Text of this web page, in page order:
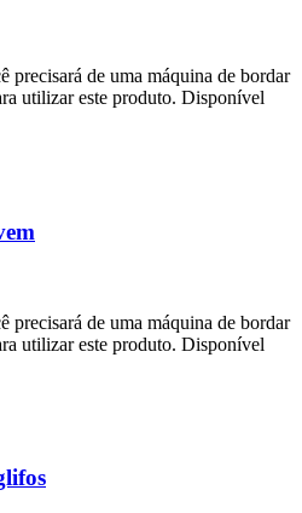
precisará de uma máquina de bordar
utilizar este produto. Disponível
precisará de uma máquina de bordar
utilizar este produto. Disponível